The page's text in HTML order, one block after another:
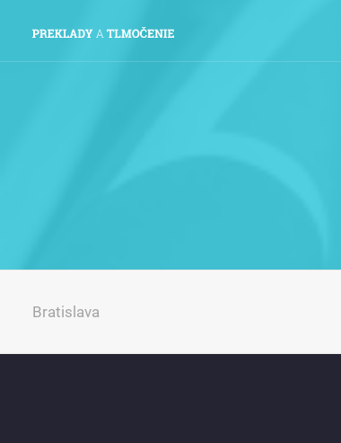
Bratislava